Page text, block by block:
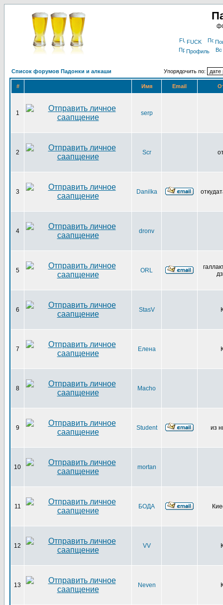
FUCK
Профиль
Список форумов Падонки и алкаши Упорядочить по:
# Имя Email
1 serp
2 Scr
3 Danilka
4 dronv
5 ORL
6 StasV
7 Елена
8 Macho
9 Student из
10 mortan
11 БОДА
12 VV
13 Neven